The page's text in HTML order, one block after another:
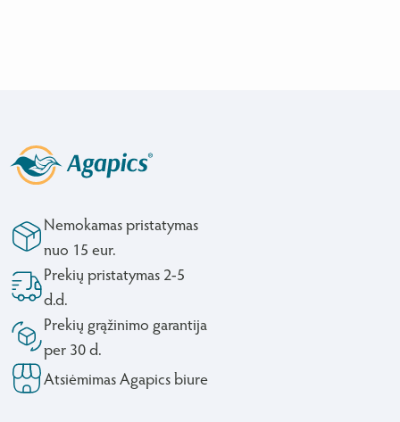
Nemokamas pristatymas
nuo 15 eur.
Prekių pristatymas 2-5
d.d.
Prekių grąžinimo garantija
per 30 d.
Atsiėmimas Agapics biure